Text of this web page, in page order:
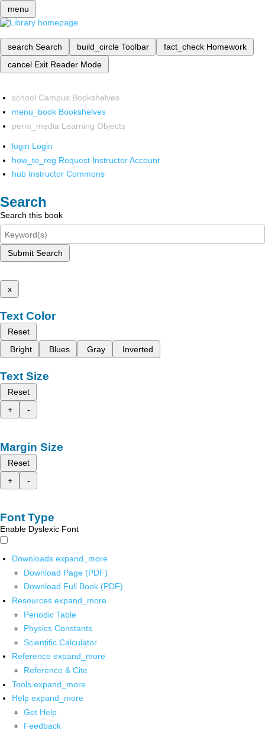
menu
search Search build_circle Toolbar fact_check Homework
cancel Exit Reader Mode
school Campus Bookshelves
menu_book Bookshelves
perm_media Learning Objects
login Login
how_to_reg Request Instructor Account
hub Instructor Commons
Search
Search this book
Submit Search
x
Text Color
Reset
Bright
Blues Gray Inverted
Text Size
Reset
+
-
Margin Size
Reset
+
-
Font Type
Enable Dyslexic Font
Downloads expand_more
Download Page (PDF)
Download Full Book (PDF)
Resources expand_more
Periodic Table
Physics Constants
Scientific Calculator
Reference expand_more
Reference & Cite
Tools expand_more
Help expand_more
Get Help
Feedback